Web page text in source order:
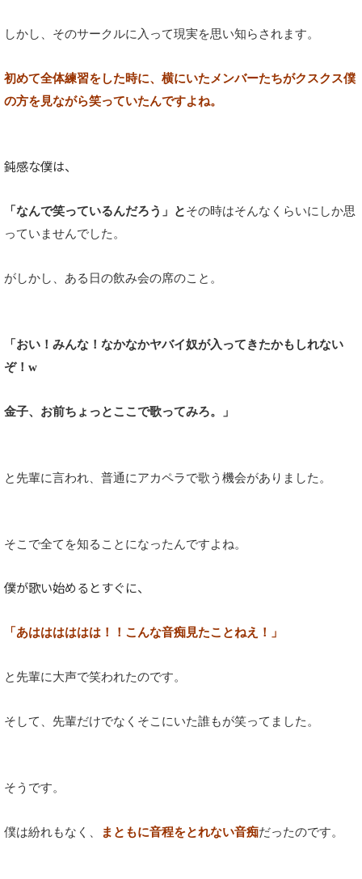
しかし、そのサークルに入って現実を思い知らされます。
初めて全体練習をした時に、横にいたメンバーたちがクスクス僕
の方を見ながら笑っていたんですよね。
鈍感な僕は、
「なんで笑っているんだろう」とその時はそんなくらいにしか思
っていませんでした。
がしかし、ある日の飲み会の席のこと。
「おい！みんな！なかなかヤバイ奴が入ってきたかもしれない
ぞ！w
金子、お前ちょっとここで歌ってみろ。」
と先輩に言われ、普通にアカペラで歌う機会がありました。
そこで全てを知ることになったんですよね。
僕が歌い始めるとすぐに、
「あはははははは！！こんな音痴見たことねえ！」
と先輩に大声で笑われたのです。
そして、先輩だけでなくそこにいた誰もが笑ってました。
そうです。
僕は紛れもなく、 まともに音程をとれない音痴だったのです。